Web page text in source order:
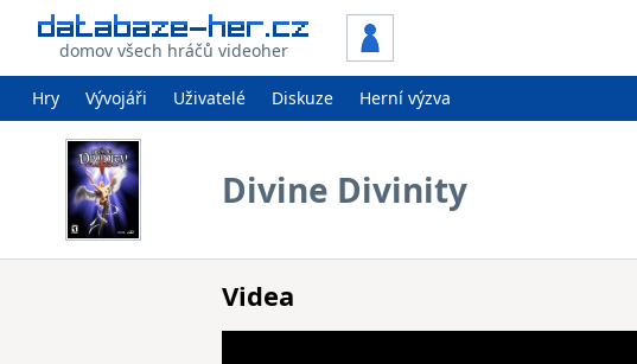
domov všech hráčů videoher
Hry Vývojáři Uživatelé Diskuze Herní výzva
Divine Divinity
Videa